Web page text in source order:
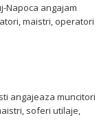
Napoca angajam
maistri, operatori
angajeaza muncitori
soferi utilaje,